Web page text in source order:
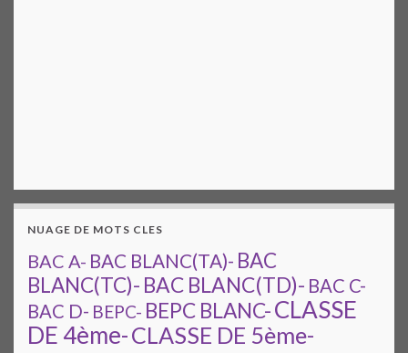
NUAGE DE MOTS CLES
BAC A- BAC BLANC(TA)- BAC
BLANC(TC)- BAC BLANC(TD)- BAC C-
BAC D- BEPC- BEPC BLANC-CLASSE
DE 4ème-CLASSE DE 5ème-